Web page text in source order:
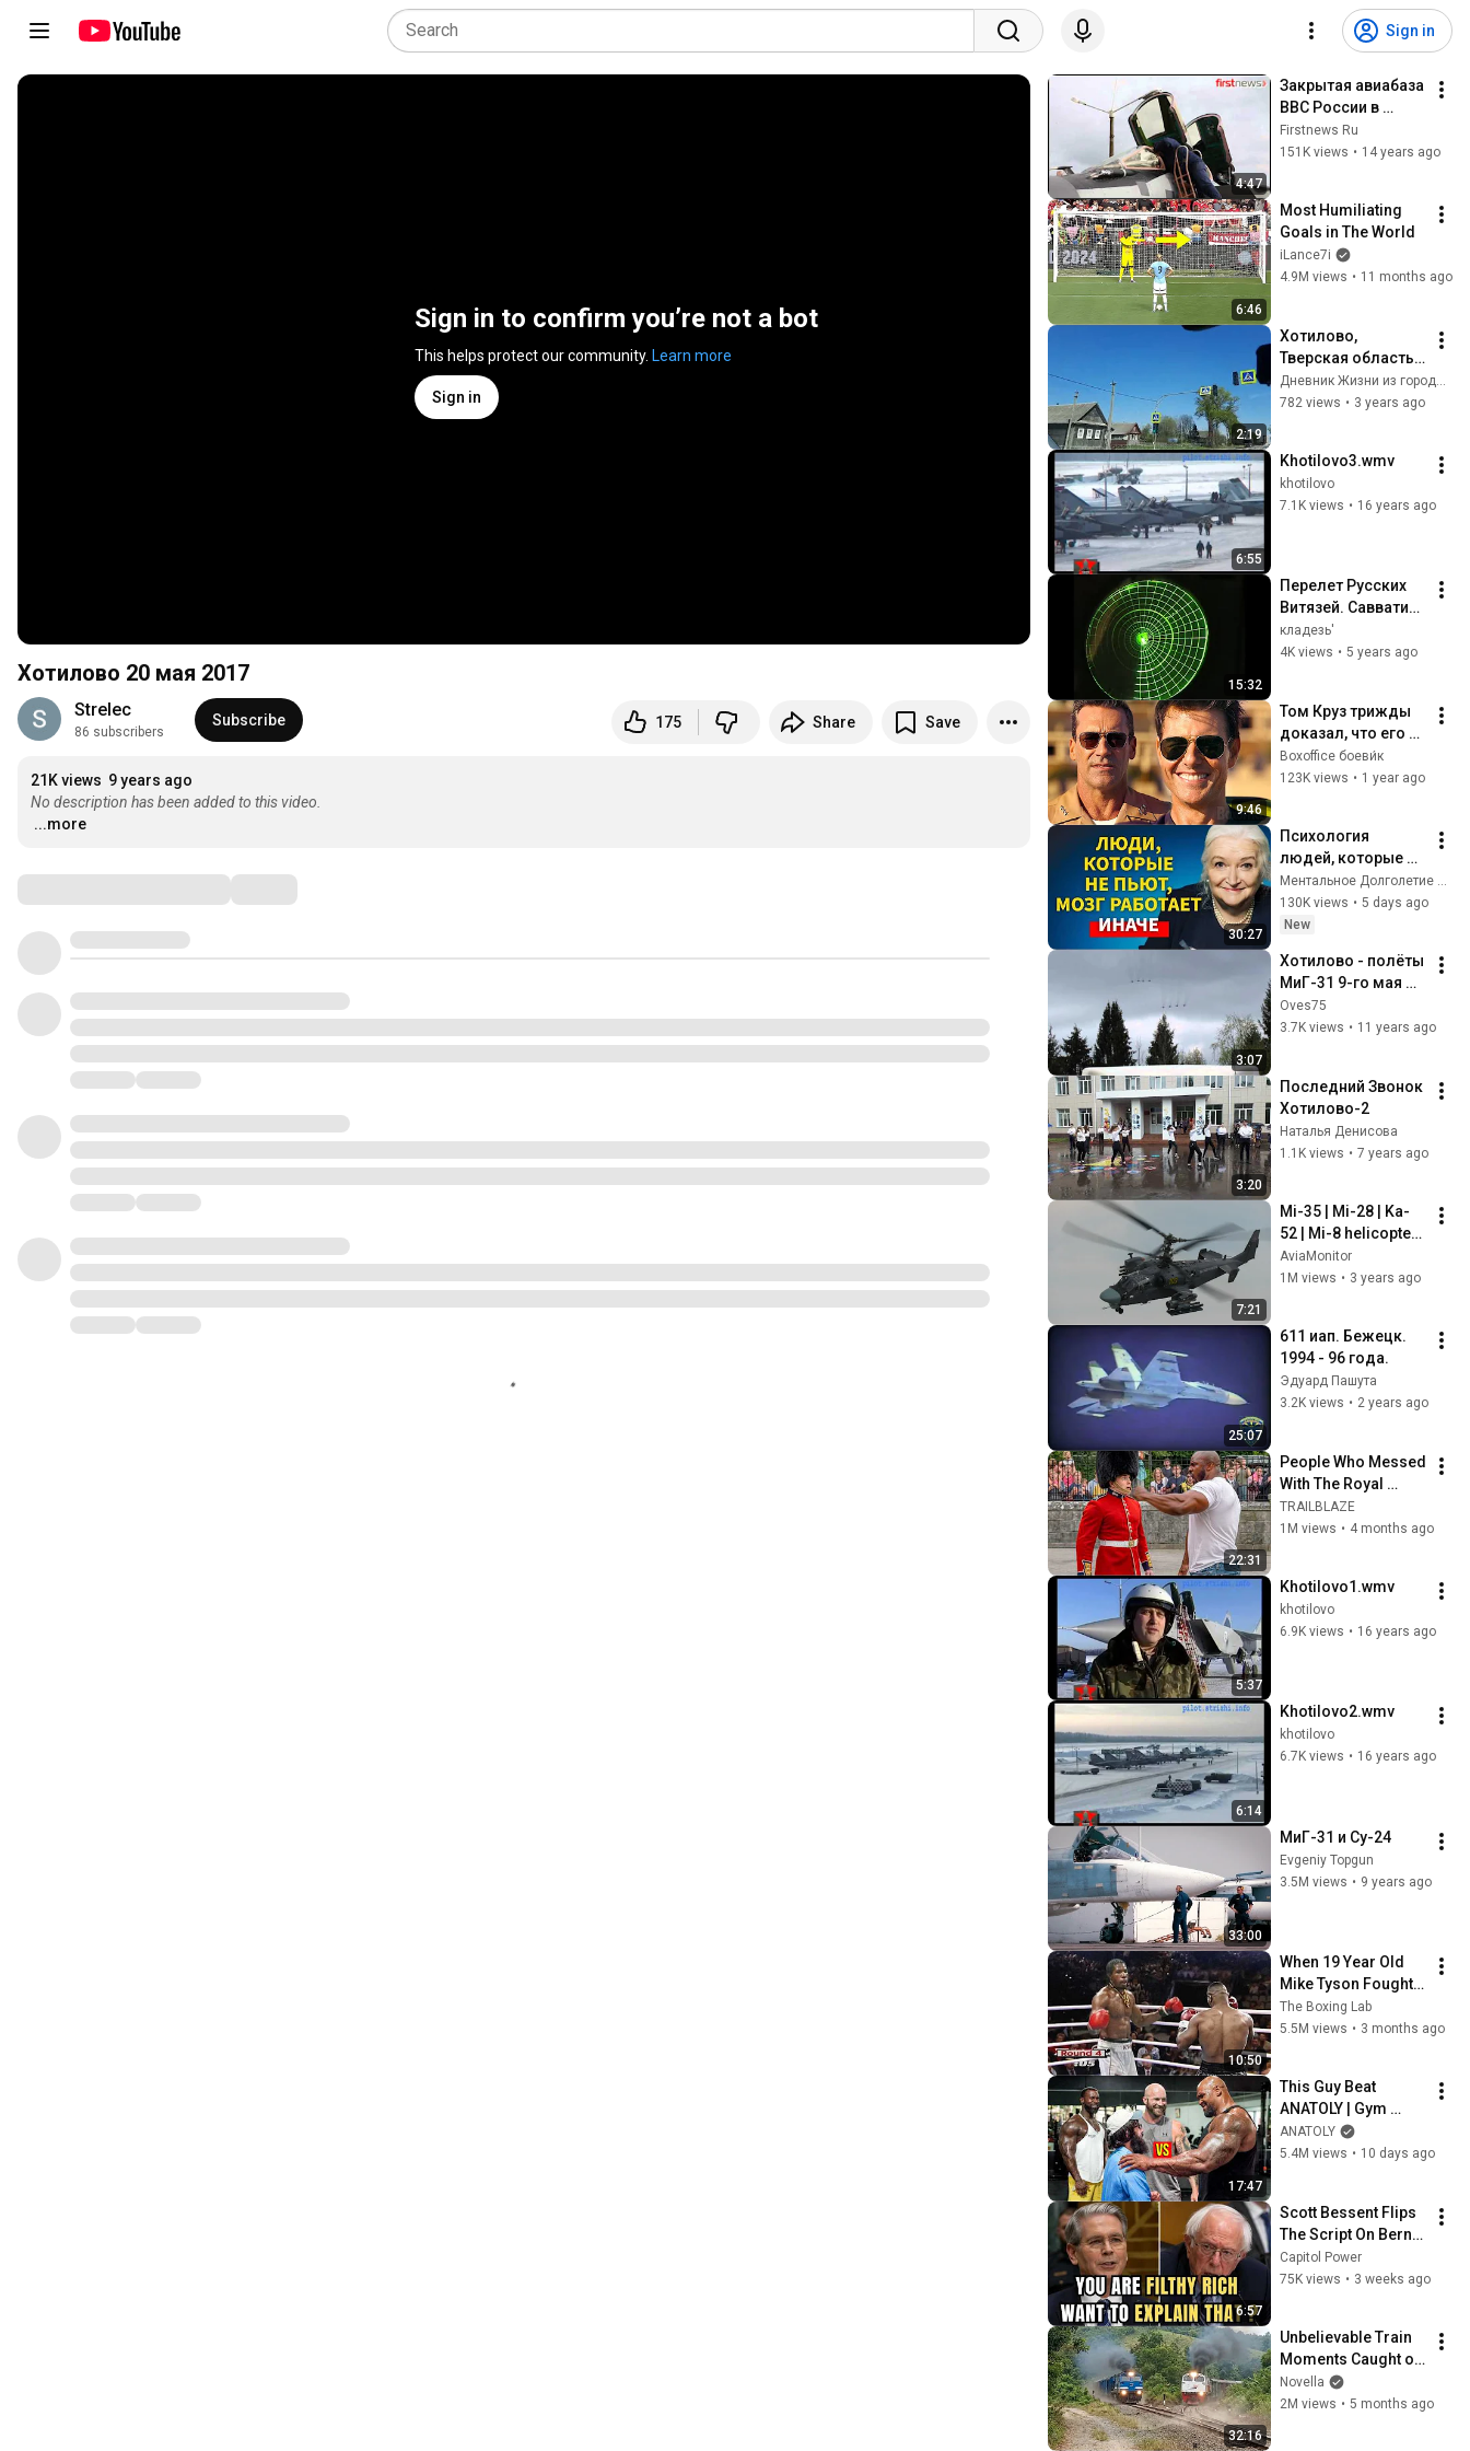
Sign in
Sign in to confirm you’re not a bot
This helps protect our community. Learn more
Sign in
Хотилово 20 мая 2017
Strelec
86 subscribers
Subscribe 175 Share Save
21K views 9 years ago
No description has been added to this video.
...more
4:47
Закрытая авиабаза
ВВС России в
Хотилово-2
Firstnews Ru
151K views • 14 years ago
6:46
Most Humiliating
Goals in The World
iLance7i
4.9M views • 11 months ago
2:19
Хотилово,
Тверская область,
12 мая 2023 г
782 views • 3 years ago
6:55
Khotilovo3.wmv
khotilovo
7.1K views • 16 years ago
15:32
Перелет Русских
Витязей. Савватия
(Котлас-9)
кладезь'
4K views • 5 years ago
9:46
Том Круз трижды
доказал, что его
начальство
ошибалось
Мэверик») 🌀 4K
Boxoffice боеви́к
123K views • 1 year ago
30:27
Психология
людей, которые НЕ
пьют алкоголь
(согласно
нейронауке) |
Черниговская
Ментальное Долголетие and 2 more
130K views • 5 days ago
New
3:07
Хотилово - полёты
МиГ-31 9-го мая
2015 года
Oves75
3.7K views • 11 years ago
3:20
Последний Звонок
Хотилово-2
Наталья Денисова
1.1K views • 7 years ago
7:21
Mi-35 | Mi-28 | Ka-
52 | Mi-8 helicopters
control hover and
departure.
AviaMonitor
1M views • 3 years ago
25:07
611 иап. Бежецк.
1994 - 96 года.
Эдуард Пашута
3.2K views • 2 years ago
22:31
People Who Messed
With The Royal
Guard and
Regretted It!
TRAILBLAZE
1M views • 4 months ago
5:37
Khotilovo1.wmv
khotilovo
6.9K views • 16 years ago
6:14
Khotilovo2.wmv
khotilovo
6.7K views • 16 years ago
33:00
МиГ-31 и Су-24
Evgeniy Topgun
3.5M views • 9 years ago
10:50
When 19 Year Old
Mike Tyson Fought a
Gang Leader
The Boxing Lab
5.5M views • 3 months ago
17:47
This Guy Beat
ANATOLY | Gym
CHALLENGE Went
Wrong
ANATOLY
5.4M views • 10 days ago
6:57
Scott Bessent Flips
The Script On Bernie
Sanders With One
Biden Question
Capitol Power
75K views • 3 weeks ago
32:16
Unbelievable Train
Moments Caught on
Camera
Novella
2M views • 5 months ago